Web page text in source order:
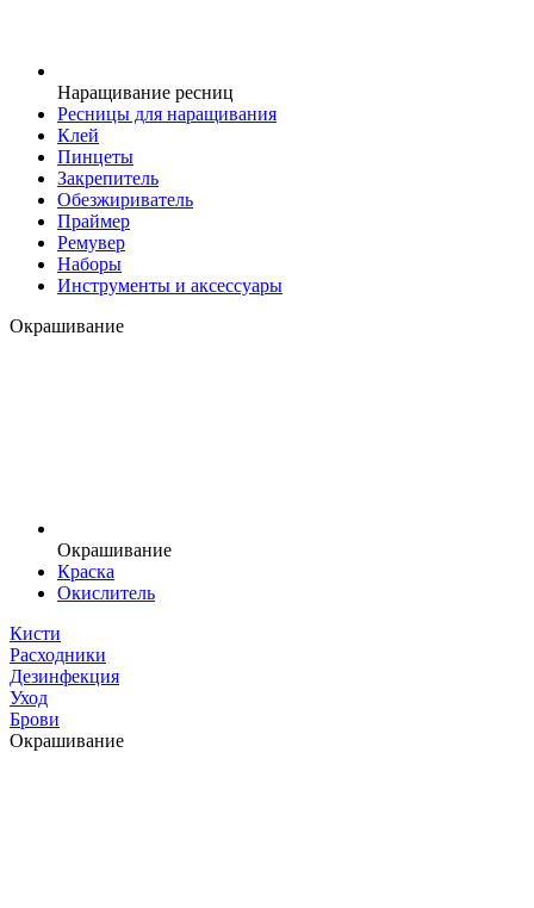
Наращивание ресниц
Ресницы для наращивания
Клей
Пинцеты
Закрепитель
Обезжириватель
Праймер
Ремувер
Наборы
Инструменты и аксессуары
Окрашивание
Окрашивание
Краска
Окислитель
Кисти
Расходники
Дезинфекция
Уход
Брови
Окрашивание